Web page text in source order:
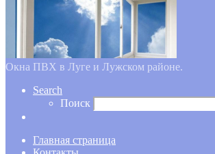
Окна ПВХ в Луге и Лужском районе.
Search
Поиск
Главная страница